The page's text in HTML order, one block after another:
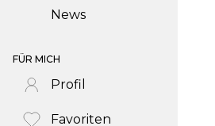
News
FÜR MICH
Profil
Favoriten